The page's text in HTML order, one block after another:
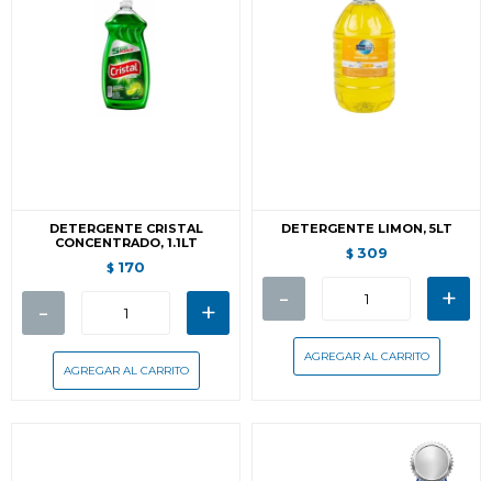
DETERGENTE CRISTAL
CONCENTRADO, 1.1LT
$ 170
- +
DETERGENTE LIMON, 5LT
$ 309
- +